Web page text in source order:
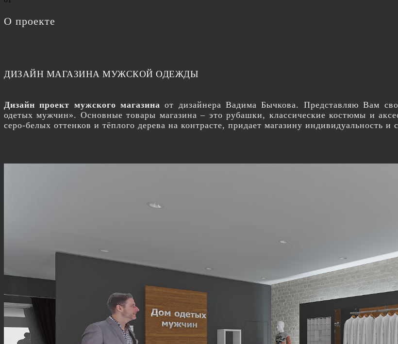
О проекте
ДИЗАЙН МАГАЗИНА МУЖСКОЙ ОДЕЖДЫ
Дизайн проект мужского магазина от дизайнера Вадима Бычкова. Представляю Вам
одетых мужчин». Основные товары магазина – это рубашки, классические костюмы и
серо-белых оттенков и тёплого дерева на контрасте, придает магазину индивидуальность и